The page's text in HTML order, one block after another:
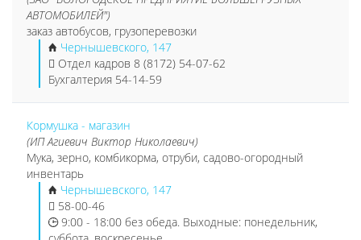
АВТОМОБИЛЕЙ")
заказ автобусов, грузоперевозки
Чернышевского, 147
Отдел кадров 8 (8172) 54-07-62
Бухгалтерия 54-14-59
Кормушка - магазин
(ИП Агиевич Виктор Николаевич)
Мука, зерно, комбикорма, отруби, садово-огородный
инвентарь
Чернышевского, 147
58-00-46
9:00 - 18:00 без обеда. Выходные: понедельник,